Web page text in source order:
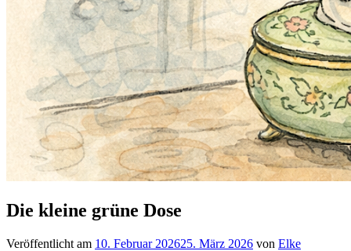
Die kleine grüne Dose
Veröffentlicht am 10. Februar 202625. März 2026 von Elke